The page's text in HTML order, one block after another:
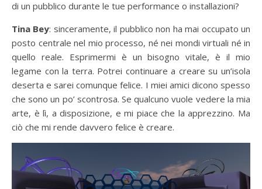
di un pubblico durante le tue performance o installazioni?
Tina Bey: sinceramente, il pubblico non ha mai occupato un
posto centrale nel mio processo, né nei mondi virtuali né in
quello reale. Esprimermi è un bisogno vitale, è il mio
legame con la terra. Potrei continuare a creare su un’isola
deserta e sarei comunque felice. I miei amici dicono spesso
che sono un po’ scontrosa. Se qualcuno vuole vedere la mia
arte, è lì, a disposizione, e mi piace che la apprezzino. Ma
ciò che mi rende davvero felice è creare.